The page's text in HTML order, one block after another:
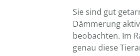
Sie sind gut
Dämmerung
beobachten. Im
genau diese